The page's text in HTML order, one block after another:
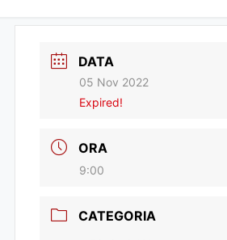
DATA
05 Nov 2022
Expired!
ORA
9:00
CATEGORIA